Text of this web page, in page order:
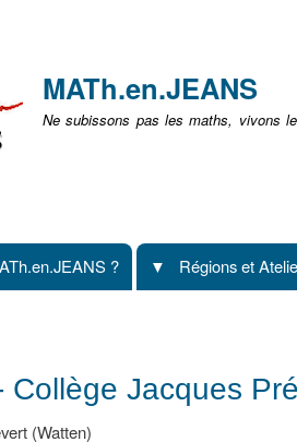
MATh.en.JEANS
Ne subissons pas les maths, vivons
? Régions et
Collège Jacques
(Watten)